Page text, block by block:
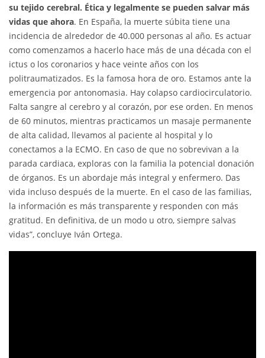
su tejido cerebral. Ética y legalmente se pueden salvar más
vidas que ahora. En España, la muerte súbita tiene una
incidencia de alrededor de 40.000 personas al año. Es actuar
como comenzamos a hacerlo hace más de una década con el
ictus o los coronarios y hace veinte años con los
politraumatizados. Es la famosa hora de oro. Estamos ante la
emergencia por antonomasia. Hay colapso cardiocirculatorio.
Falta sangre al cerebro y al corazón, por ese orden. En menos
de 60 minutos, mientras practicamos un masaje permanente
de alta calidad, llevamos al paciente al hospital y lo
conectamos a la ECMO. En caso de que no sobrevivan a la
parada cardiaca, exploras con la familia la potencial donación
de órganos. Es un abordaje más integral y enfermero. Das
vida incluso después de la muerte. En el caso de las familias,
la información es más transparente y responden con más
gratitud. En definitiva, de un modo u otro, siempre salvas
vidas”, concluye Iván Ortega.